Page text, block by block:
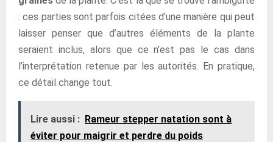
: ces parties sont parfois citées d’une manière qui peut
laisser penser que d’autres éléments de la plante
seraient inclus, alors que ce n’est pas le cas dans
l’interprétation retenue par les autorités. En pratique,
ce détail change tout.
Lire aussi : Rameur stepper natation sont à
éviter pour maigrir et perdre du poids